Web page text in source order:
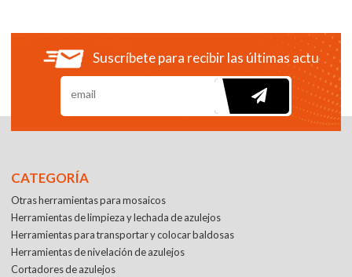
Suscríbete para recibir las últimas
CATEGORÍA
Otras herramientas para mosaicos
Herramientas de limpieza y lechada de azulejos
Herramientas para transportar y colocar baldosas
Herramientas de nivelación de azulejos
Cortadores de azulejos